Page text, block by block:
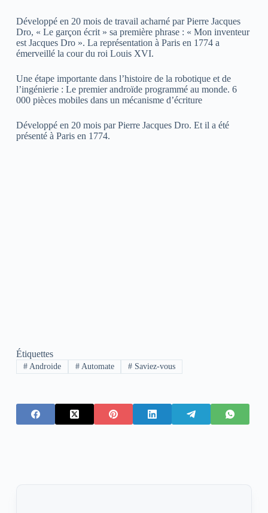
Développé en 20 mois de travail acharné par Pierre Jacques
Dro, « Le garçon écrit » sa première phrase : « Mon inventeur
est Jacques Dro ». La représentation à Paris en 1774 a
émerveillé la cour du roi Louis XVI.
Une étape importante dans l’histoire de la robotique et de
l’ingénierie : Le premier androïde programmé au monde. 6
000 pièces mobiles dans un mécanisme d’écriture
Développé en 20 mois par Pierre Jacques Dro. Et il a été
présenté à Paris en 1774.
Étiquettes
#Androide #Automate # Saviez-vous